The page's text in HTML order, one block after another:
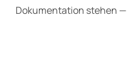
Dokumentation stehen —